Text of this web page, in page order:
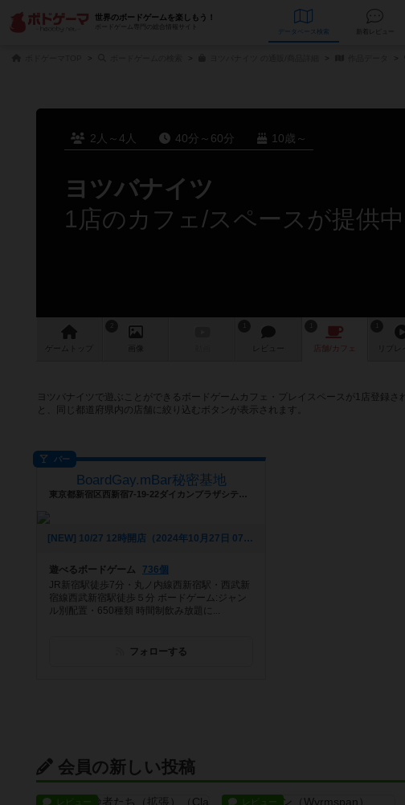
世界のボードゲームを楽しもう！
ボードゲーム専門の総合情報サイト
データベース
2人～4人 40分～60分 10歳～
ヨツバナイツ
1店のカフェ/スペースが提供中
ゲーム 画像 レビュー 店舗/ カフェ リプレ
ヨツバナイツで遊ぶことができるボードゲームカフェ・プレイスペースが1店登録
と、同じ都道府県内の店舗に絞り込むボタンが表示されます。
バー
BoardGay.mBar秘密基地
東京都新宿区西新宿7-19-22ダイカンプラザシティ104
[NEW] 10/27 12時開店（2024年10月27日 07時39分）
遊べるボードゲーム
736個
JR新宿駅徒歩7分・丸ノ内線西新宿駅・西武新
宿線西武新宿駅徒歩５分 ボードゲーム:ジャン
ル別配置・650種類 時間制飲み放題に...
フォローする
会員の新しい投稿
レビュー レビュー